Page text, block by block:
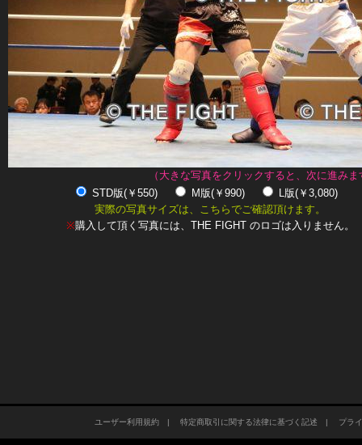
（大きな写真をクリックすると、次に進みま
STD版(￥550)
M版(￥990)
L版(￥3,080)
実際の写真サイズは、こちらでご確認頂けます。
※購入して頂く写真には、THE FIGHT のロゴは入りません。
ユーザー利用規約| 特定商取引に関する法律に基づく記述 | プラ